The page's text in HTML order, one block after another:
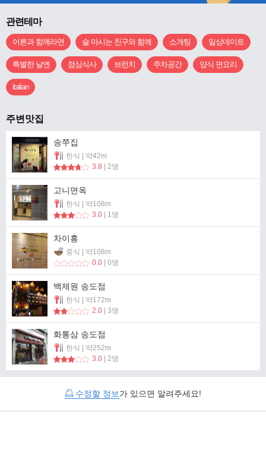
관련테마
어른과 함께라면 술 마시는 친구와 함께 소개팅 일상데이트
특별한 날엔 점심식사 브런치 주차공간 양식 면요리
italian
주변맛집
송쭈집
한식 | 약42m
3.8 | 2명
고니면옥
한식 | 약108m
3.0 | 1명
차이홍
중식 | 약108m
0.0 | 0명
백제원 송도점
한식 | 약172m
2.0 | 3명
화통삼 송도점
한식 | 약252m
3.0 | 2명
수정할 정보가 있으면 알려주세요!